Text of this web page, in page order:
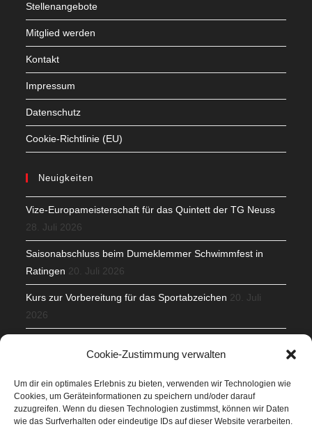
Cookie-Zustimmung verwalten
Um dir ein optimales Erlebnis zu bieten, verwenden wir Technologien wie
Cookies, um Geräteinformationen zu speichern und/oder darauf
zuzugreifen. Wenn du diesen Technologien zustimmst, können wir Daten
wie das Surfverhalten oder eindeutige IDs auf dieser Website verarbeiten.
Stellenangebote
Mitglied werden
Kontakt
Impressum
Datenschutz
Cookie-Richtlinie (EU)
Neuigkeiten
Vize-Europameisterschaft für das Quintett der TG Neuss
28. Juli 2026
Saisonabschluss beim Dumeklemmer Schwimmfest in
Ratingen 20. Juli 2026
Kurs zur Vorbereitung für das Sportabzeichen 20. Juli
2026
Veranstaltungen